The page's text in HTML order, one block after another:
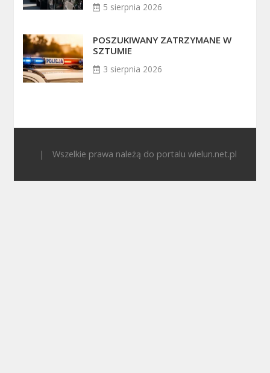
5 sierpnia 2026
POSZUKIWANY ZATRZYMANE W
SZTUMIE
3 sierpnia 2026
| Wszelkie prawa należą do portalu wielun.net.pl